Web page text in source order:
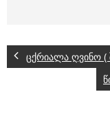
ცქრიალა ღვინო (